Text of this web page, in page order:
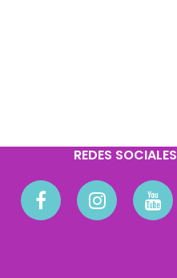
REDES SOCIALES